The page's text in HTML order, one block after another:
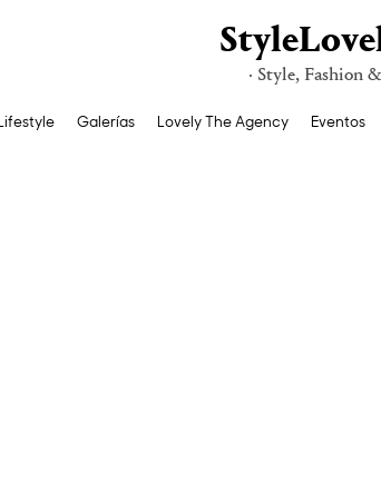
· Style, Fashion
Galerías Lovely The Agency Eventos